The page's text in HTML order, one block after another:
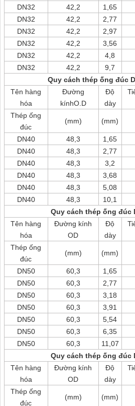
DN32 42,2 1,65
DN32
42,2 2,77
DN32
42,2 2,97
DN32
42,2 3,56
DN32
42,2 4,8
DN32
42,2 9,7
Quy cách thép ống đúc
Tên hàng
hóa
Đường
kínhO.D
Độ
dày
Thép ống
đúc
(mm) (mm)
DN40 48,3 1,65
DN40
48,3 2,77
DN40
48,3 3,2
DN40
48,3 3,68
DN40
48,3 5,08
DN40
48,3 10,1
Quy cách thép ống đúc
Tên hàng
hóa
Đường kính
OD
Độ
dày
Thép ống
đúc
(mm) (mm)
DN50 60,3 1,65
DN50
60,3 2,77
DN50
60,3 3,18
DN50
60,3 3,91
DN50
60,3 5,54
DN50
60,3 6,35
DN50
60,3 11,07
Quy cách thép ống đúc
Tên hàng
hóa
Đường kính
OD
Độ
dày
Thép ống
đúc
(mm) (mm)